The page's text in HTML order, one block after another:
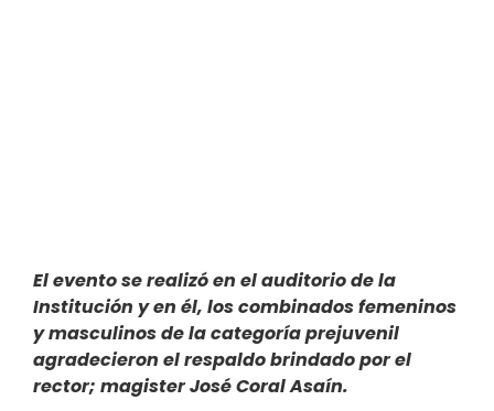
El evento se realizó en el auditorio de la
Institución y en él, los combinados femeninos
y masculinos de la categoría prejuvenil
agradecieron el respaldo brindado por el
rector; magister José Coral Asaín.